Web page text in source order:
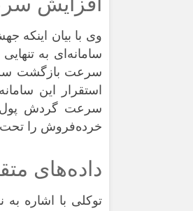
وی با بیان اینکه
سامانه‌ای به
استقرار این
سرعت گردش پول،
خرده‌فروش را تحت
داده‌های